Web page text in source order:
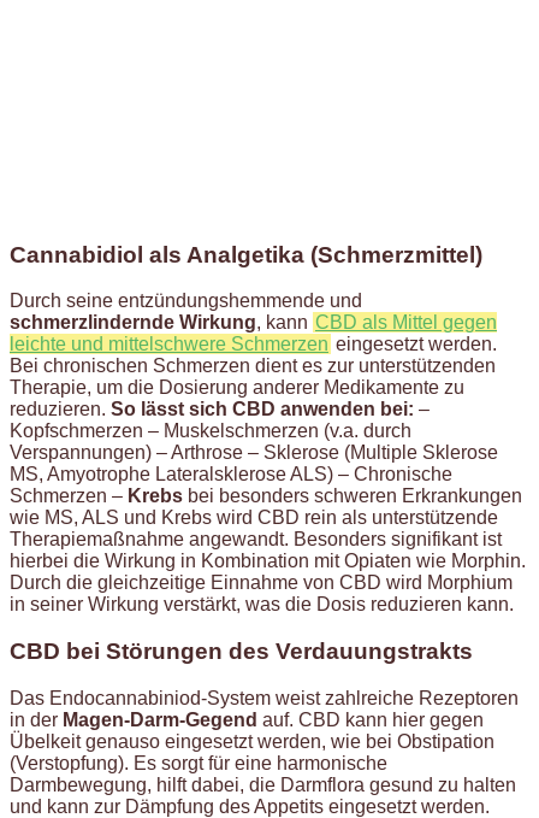
Cannabidiol als Analgetika (Schmerzmittel)
Durch seine entzündungshemmende und
schmerzlindernde Wirkung, kann CBD als Mittel gegen
leichte und mittelschwere Schmerzen eingesetzt werden.
Bei chronischen Schmerzen dient es zur unterstützenden
Therapie, um die Dosierung anderer Medikamente zu
reduzieren. So lässt sich CBD anwenden bei: –
Kopfschmerzen – Muskelschmerzen (v.a. durch
Verspannungen) – Arthrose – Sklerose (Multiple Sklerose
MS, Amyotrophe Lateralsklerose ALS) – Chronische
Schmerzen – Krebs bei besonders schweren Erkrankungen
wie MS, ALS und Krebs wird CBD rein als unterstützende
Therapiemaßnahme angewandt. Besonders signifikant ist
hierbei die Wirkung in Kombination mit Opiaten wie Morphin.
Durch die gleichzeitige Einnahme von CBD wird Morphium
in seiner Wirkung verstärkt, was die Dosis reduzieren kann.
CBD bei Störungen des Verdauungstrakts
Das Endocannabiniod-System weist zahlreiche Rezeptoren
in der Magen-Darm-Gegend auf. CBD kann hier gegen
Übelkeit genauso eingesetzt werden, wie bei Obstipation
(Verstopfung). Es sorgt für eine harmonische
Darmbewegung, hilft dabei, die Darmflora gesund zu halten
und kann zur Dämpfung des Appetits eingesetzt werden.